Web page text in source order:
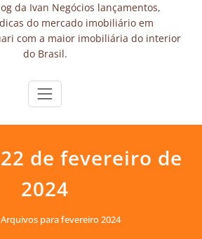
da Ivan Negócios lançamentos,
do mercado imobiliário em
com a maior imobiliária do interior
do Brasil.
de fevereiro de
2024
Arquivos para fevereiro 2024